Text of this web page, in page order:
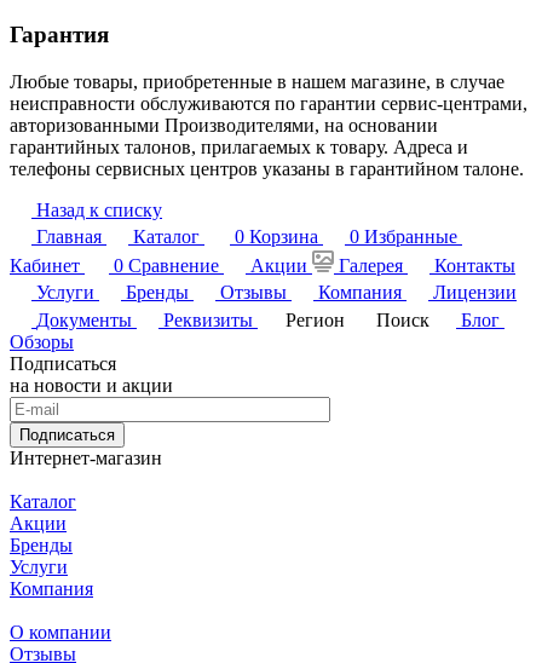
Гарантия
Любые товары, приобретенные в нашем магазине, в случае
неисправности обслуживаются по гарантии сервис-центрами,
авторизованными Производителями, на основании
гарантийных талонов, прилагаемых к товару. Адреса и
телефоны сервисных центров указаны в гарантийном талоне.
Назад к списку
Главная
Каталог 0 Корзина 0 Избранные
Кабинет
0 Сравнение Акции Галерея
Контакты
Услуги
Бренды Отзывы Компания
Лицензии
Документы
Реквизиты Регион Поиск
Блог
Обзоры
Подписаться
на новости и акции
Подписаться
Интернет-магазин
Каталог
Акции
Бренды
Услуги
Компания
О компании
Отзывы